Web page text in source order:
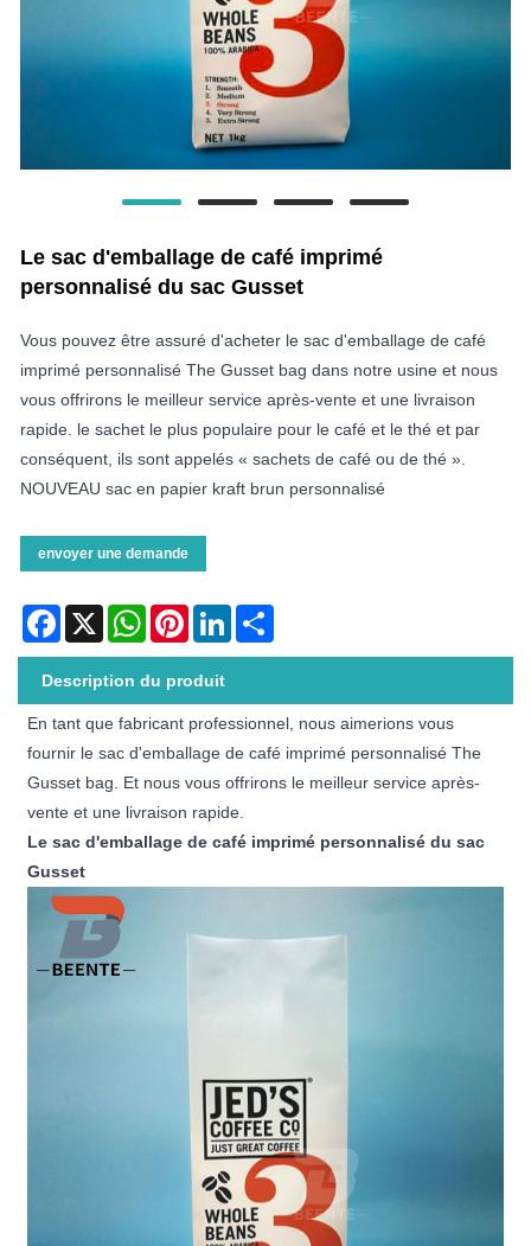
Le sac d'emballage de café imprimé
personnalisé du sac Gusset
Vous pouvez être assuré d'acheter le sac d'emballage de café
imprimé personnalisé The Gusset bag dans notre usine et nous
vous offrirons le meilleur service après-vente et une livraison
rapide. le sachet le plus populaire pour le café et le thé et par
conséquent, ils sont appelés « sachets de café ou de thé ».
NOUVEAU sac en papier kraft brun personnalisé
envoyer une demande
Facebook
X WhatsAppPinterestLinkedIn
Description du produit
En tant que fabricant professionnel, nous aimerions vous
fournir le sac d'emballage de café imprimé personnalisé The
Gusset bag. Et nous vous offrirons le meilleur service après-
vente et une livraison rapide.
Le sac d'emballage de café imprimé personnalisé du sac
Gusset